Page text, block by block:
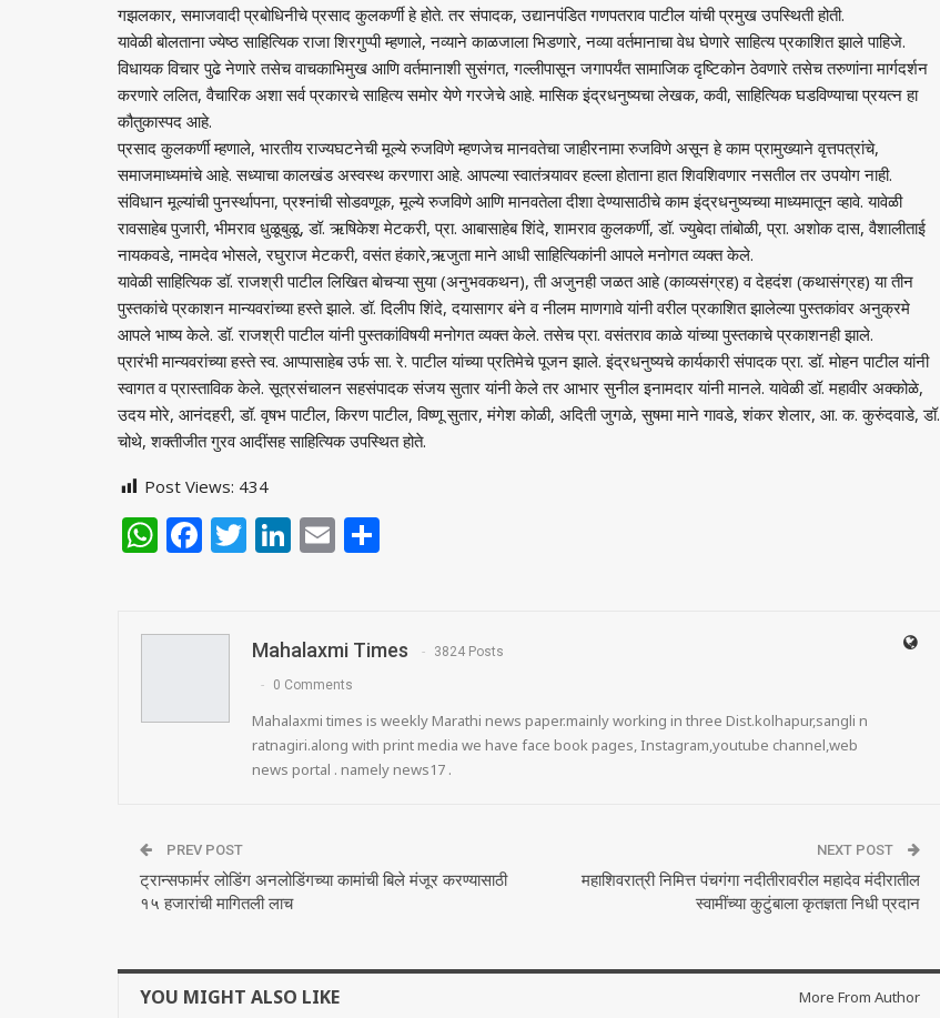
गझलकार, समाजवादी प्रबोधिनीचे प्रसाद कुलकर्णी हे होते. तर संपादक, उद्यानपंडित गणपतराव पाटील यांची प्रमुख उपस्थिती होती.
यावेळी बोलताना ज्येष्ठ साहित्यिक राजा शिरगुप्पी म्हणाले, नव्याने काळजाला भिडणारे, नव्या वर्तमानाचा वेध घेणारे साहित्य प्रकाशित झाले पाहिजे.
विधायक विचार पुढे नेणारे तसेच वाचकाभिमुख आणि वर्तमानाशी सुसंगत, गल्लीपासून जगापर्यंत सामाजिक दृष्टिकोन ठेवणारे तसेच तरुणांना मार्गदर्शन
करणारे ललित, वैचारिक अशा सर्व प्रकारचे साहित्य समोर येणे गरजेचे आहे. मासिक इंद्रधनुष्यचा लेखक, कवी, साहित्यिक घडविण्याचा प्रयत्न हा
कौतुकास्पद आहे.
प्रसाद कुलकर्णी म्हणाले, भारतीय राज्यघटनेची मूल्ये रुजविणे म्हणजेच मानवतेचा जाहीरनामा रुजविणे असून हे काम प्रामुख्याने वृत्तपत्रांचे,
समाजमाध्यमांचे आहे. सध्याचा कालखंड अस्वस्थ करणारा आहे. आपल्या स्वातंत्र्यावर हल्ला होताना हात शिवशिवणार नसतील तर उपयोग नाही.
संविधान मूल्यांची पुनर्स्थापना, प्रश्नांची सोडवणूक, मूल्ये रुजविणे आणि मानवतेला दीशा देण्यासाठीचे काम इंद्रधनुष्यच्या माध्यमातून व्हावे. यावेळी
रावसाहेब पुजारी, भीमराव धुळूबुळू, डॉ. ऋषिकेश मेटकरी, प्रा. आबासाहेब शिंदे, शामराव कुलकर्णी, डॉ. ज्युबेदा तांबोळी, प्रा. अशोक दास, वैशालीताई
नायकवडे, नामदेव भोसले, रघुराज मेटकरी, वसंत हंकारे,ऋजुता माने आधी साहित्यिकांनी आपले मनोगत व्यक्त केले.
यावेळी साहित्यिक डॉ. राजश्री पाटील लिखित बोचऱ्या सुया (अनुभवकथन), ती अजुनही जळत आहे (काव्यसंग्रह) व देहदंश (कथासंग्रह) या तीन
पुस्तकांचे प्रकाशन मान्यवरांच्या हस्ते झाले. डॉ. दिलीप शिंदे, दयासागर बंने व नीलम माणगावे यांनी वरील प्रकाशित झालेल्या पुस्तकांवर अनुक्रमे
आपले भाष्य केले. डॉ. राजश्री पाटील यांनी पुस्तकांविषयी मनोगत व्यक्त केले. तसेच प्रा. वसंतराव काळे यांच्या पुस्तकाचे प्रकाशनही झाले.
प्रारंभी मान्यवरांच्या हस्ते स्व. आप्पासाहेब उर्फ सा. रे. पाटील यांच्या प्रतिमेचे पूजन झाले. इंद्रधनुष्यचे कार्यकारी संपादक प्रा. डॉ. मोहन पाटील यांनी
स्वागत व प्रास्ताविक केले. सूत्रसंचालन सहसंपादक संजय सुतार यांनी केले तर आभार सुनील इनामदार यांनी मानले. यावेळी डॉ. महावीर अक्कोळे,
उदय मोरे, आनंदहरी, डॉ. वृषभ पाटील, किरण पाटील, विष्णू सुतार, मंगेश कोळी, अदिती जुगळे, सुषमा माने गावडे, शंकर शेलार, आ. क. कुरुंदवाडे, डॉ.
चोथे, शक्तीजीत गुरव आदींसह साहित्यिक उपस्थित होते.
Post Views: 434
WhatsApp
Facebook
Twitter
LinkedIn
Email
Mahalaxmi Times 3824 Posts
0 Comments
Mahalaxmi times is weekly Marathi news paper.mainly working in three Dist.kolhapur,sangli n
ratnagiri.along with print media we have face book pages, Instagram,youtube channel,web
news portal . namely news17 .
PREV POST
ट्रान्सफार्मर लोडिंग अनलोडिंगच्या कामांची बिले मंजूर करण्यासाठी
१५ हजारांची मागितली लाच
NEXT POST
महाशिवरात्री निमित्त पंचगंगा नदीतीरावरील महादेव मंदीरातील
स्वामींच्या कुटुंबाला कृतज्ञता निधी प्रदान
YOU MIGHT ALSO LIKE More From Author